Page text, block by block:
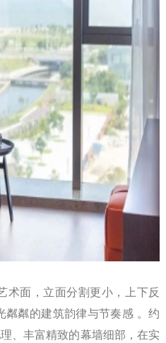
术面，立面分割更小，上下反
粼粼的建筑韵律与节奏感 。约
、丰富精致的幕墙细部，在实